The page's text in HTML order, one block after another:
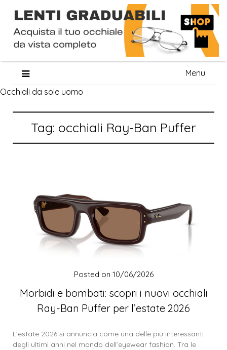
content
Menu
Occhiali da sole uomo
Tag: occhiali Ray-Ban Puffer
Morbidi e bombati: scopri i nuovi occhiali
Ray-Ban Puffer per l’estate 2026
Posted on 10/06/2026
L’estate 2026 si annuncia come una delle più interessanti
degli ultimi anni nel mondo dell’eyewear fashion. Tra le